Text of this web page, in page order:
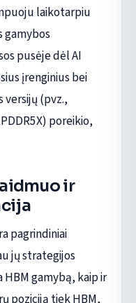
laikotarpiu
gamybos
pusėje dėl AI
įrenginius bei
versijų (pvz.,
poreikio,
ir
pagrindiniai
jų strategijos
HBM gamybą, kaip ir
poziciją tiek HBM,